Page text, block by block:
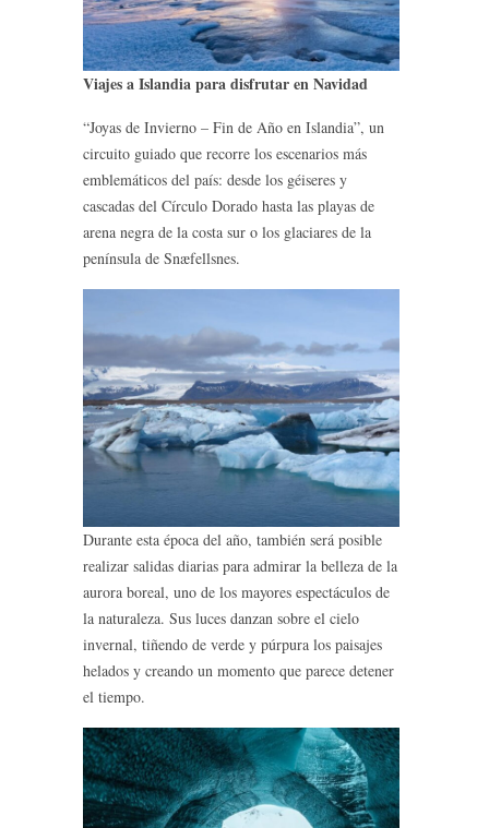
Viajes a Islandia para disfrutar en Navidad
“Joyas de Invierno – Fin de Año en Islandia”, un
circuito guiado que recorre los escenarios más
emblemáticos del país: desde los géiseres y
cascadas del Círculo Dorado hasta las playas de
arena negra de la costa sur o los glaciares de la
península de Snæfellsnes.
Durante esta época del año, también será posible
realizar salidas diarias para admirar la belleza de la
aurora boreal, uno de los mayores espectáculos de
la naturaleza. Sus luces danzan sobre el cielo
invernal, tiñendo de verde y púrpura los paisajes
helados y creando un momento que parece detener
el tiempo.